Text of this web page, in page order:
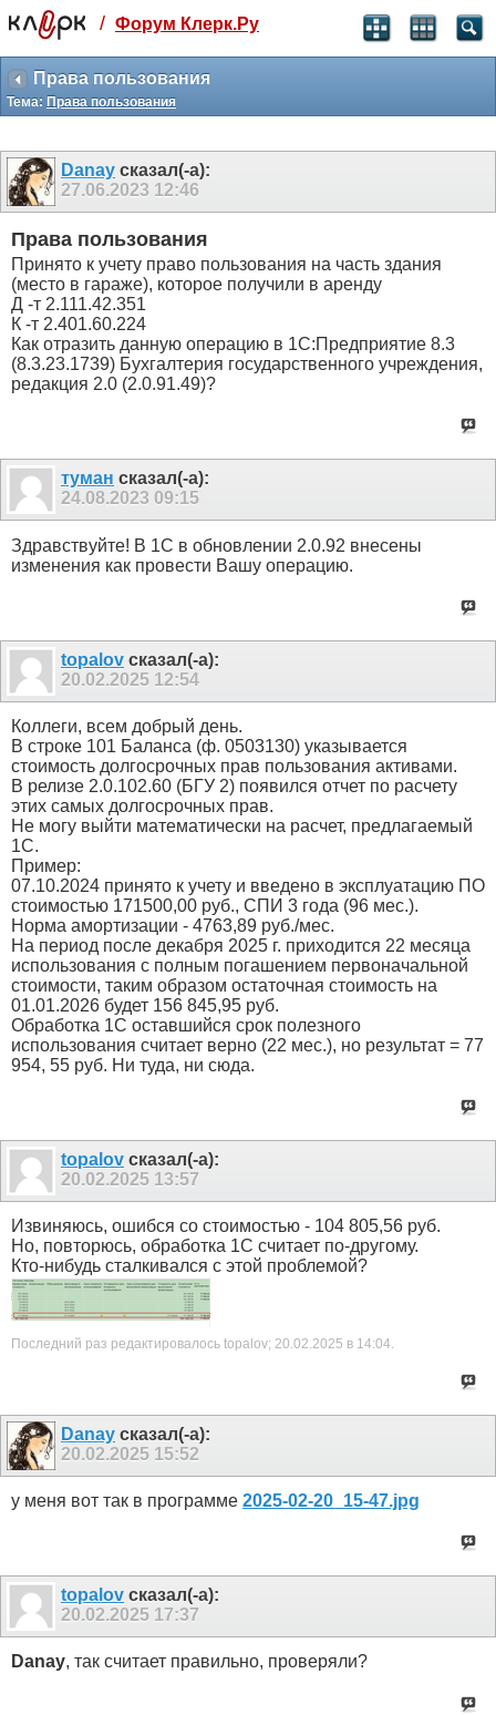
Святые угодники, Клерк без рекламы
прекрасен:)
месяц
3 месяца
259 ₽
-10%
499 ₽
-15%
Отмена Оплатить
/ Форум Клерк.Ру
Права пользования
Тема: Права пользования
Danay сказал(-а):
27.06.2023 12:46
Права пользования
Принято к учету право пользования на часть здания
(место в гараже), которое получили в аренду
Д -т 2.111.42.351
К -т 2.401.60.224
Как отразить данную операцию в 1С:Предприятие 8.3
(8.3.23.1739) Бухгалтерия государственного учреждения,
редакция 2.0 (2.0.91.49)?
туман сказал(-а):
24.08.2023 09:15
Здравствуйте! В 1С в обновлении 2.0.92 внесены
изменения как провести Вашу операцию.
topalov сказал(-а):
20.02.2025 12:54
Коллеги, всем добрый день.
В строке 101 Баланса (ф. 0503130) указывается
стоимость долгосрочных прав пользования активами.
В релизе 2.0.102.60 (БГУ 2) появился отчет по расчету
этих самых долгосрочных прав.
Не могу выйти математически на расчет, предлагаемый
1С.
Пример:
07.10.2024 принято к учету и введено в эксплуатацию ПО
стоимостью 171500,00 руб., СПИ 3 года (96 мес.).
Норма амортизации - 4763,89 руб./мес.
На период после декабря 2025 г. приходится 22 месяца
использования с полным погашением первоначальной
стоимости, таким образом остаточная стоимость на
01.01.2026 будет 156 845,95 руб.
Обработка 1С оставшийся срок полезного
использования считает верно (22 мес.), но результат = 77
954, 55 руб. Ни туда, ни сюда.
topalov сказал(-а):
20.02.2025 13:57
Извиняюсь, ошибся со стоимостью - 104 805,56 руб.
Но, повторюсь, обработка 1С считает по-другому.
Кто-нибудь сталкивался с этой проблемой?
Последний раз редактировалось topalov; 20.02.2025 в 14:04
Danay сказал(-а):
20.02.2025 15:52
у меня вот так в программе 2025-02-20_15-47.jpg
topalov сказал(-а):
20.02.2025 17:37
Danay, так считает правильно, проверяли?